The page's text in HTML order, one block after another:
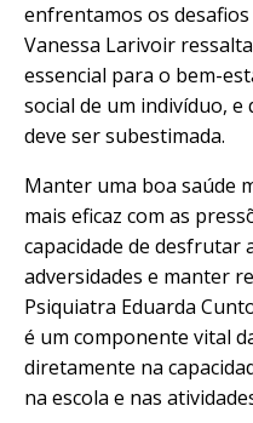
enfrentamos os desafios
Vanessa Larivoir
essencial para o bem-
social de um indivíduo,
deve ser subestimada.
Manter uma boa saúde
mais eficaz com as
capacidade de desfrutar
adversidades e manter
Psiquiatra Eduarda
é um componente vital
diretamente na
na escola e nas